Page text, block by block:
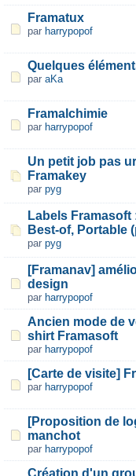
Framatux
par harrypopof
Quelques
par aKa
Framalchimie
par harrypopof
Un petit job pas
Framakey
par pyg
Labels Framasoft
Best-of, Portable
par pyg
[Framanav]
design
par harrypopof
Ancien mode de
shirt Framasoft
par harrypopof
[Carte de visite]
par harrypopof
[Proposition de
manchot
par harrypopof
Création d'un